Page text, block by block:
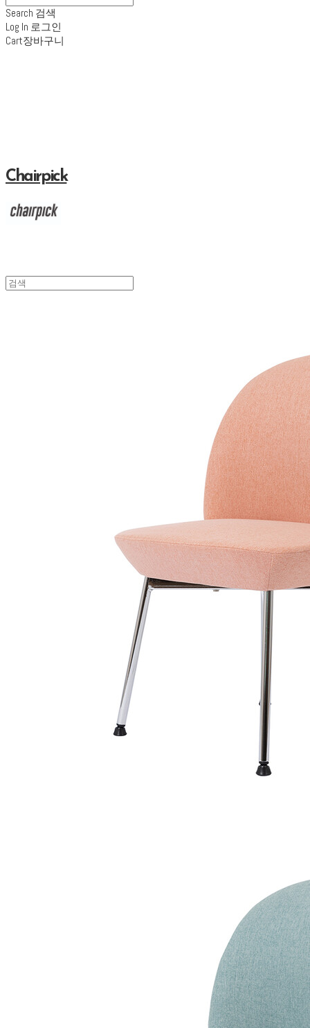
Search 검색
Log In 로그인
Cart장바구니
Chairpick